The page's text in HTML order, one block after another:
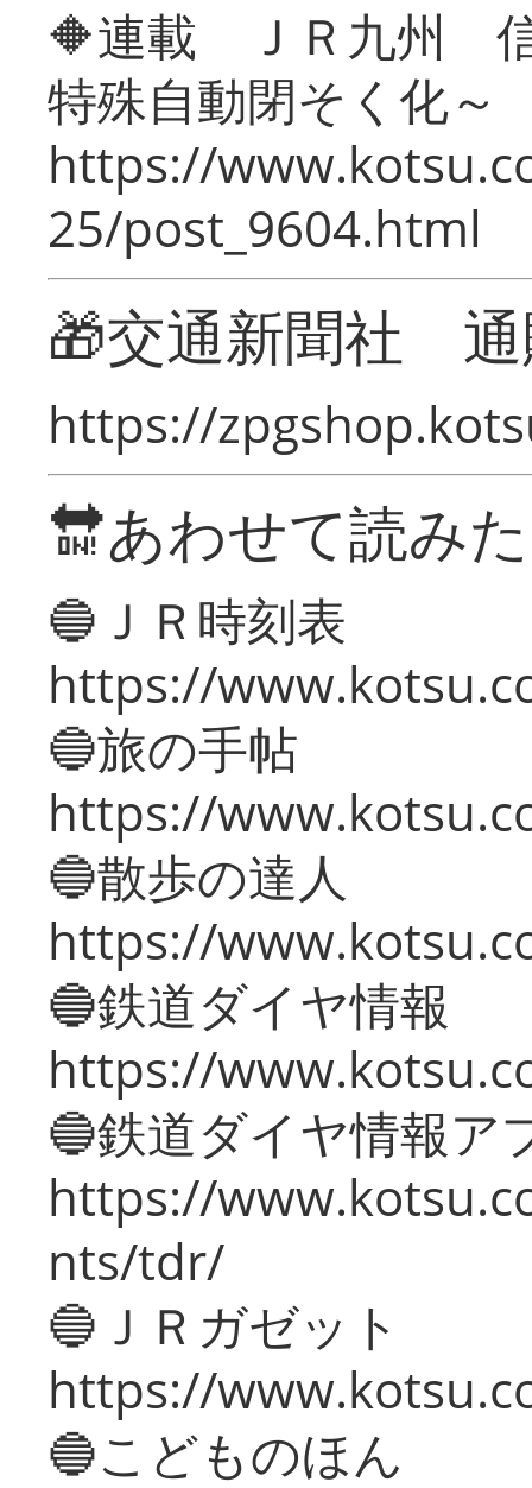
🔶連載 ＪＲ九州 信
特殊自動閉そく化～
https://
25/post_9604.html
🎁交通新聞社
https://
🔛あわせて読み
🔵ＪＲ時刻表
https://
🔵旅の手帖
https://
🔵散歩の達人
https://
🔵鉄道ダイヤ情報
https://
🔵鉄道ダイヤ情報ア
https://
nts/tdr/
🔵ＪＲガゼット
https://
🔵こどものほん